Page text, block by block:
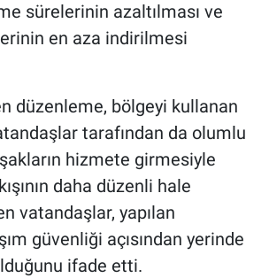
sürelerinin azaltılması ve
en aza indirilmesi
düzenleme, bölgeyi kullanan
tarafından da olumlu
hizmete girmesiyle
daha düzenli hale
vatandaşlar, yapılan
güvenliği açısından yerinde
ifade etti.